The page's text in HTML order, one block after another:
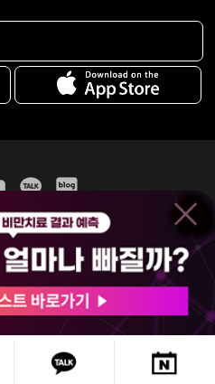
관
홈페이지 이용약관
료수가
초대로52길 7, 3~4층(서초동, 제일빌딩)
ㅣ김남철
ALL RIGHTS RESERVED.